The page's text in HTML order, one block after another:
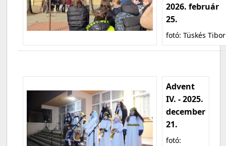
2026. február
25.
fotó: Tüskés Tibor
Advent
IV. - 2025.
december
21.
fotó: